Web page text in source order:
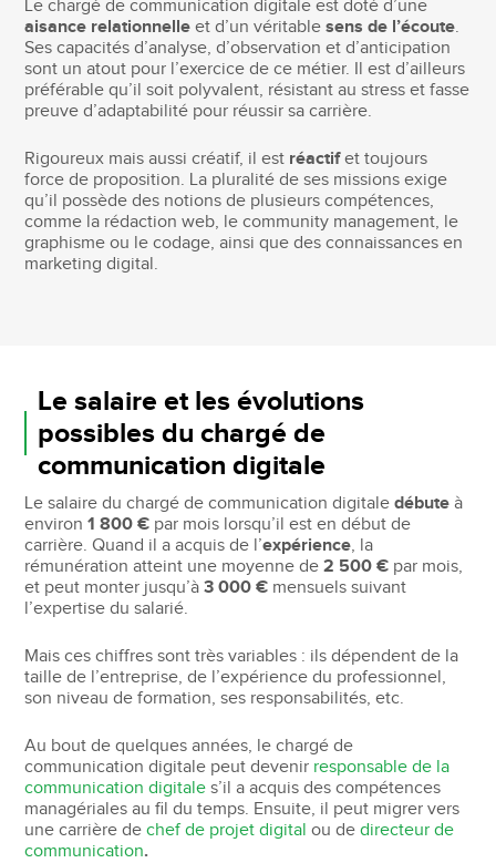
Le chargé de communication digitale est doté d’une
aisance relationnelle et d’un véritable sens de l’écoute.
Ses capacités d’analyse, d’observation et d’anticipation
sont un atout pour l’exercice de ce métier. Il est d’ailleurs
préférable qu’il soit polyvalent, résistant au stress et fasse
preuve d’adaptabilité pour réussir sa carrière.
Rigoureux mais aussi créatif, il est réactifet toujours
force de proposition. La pluralité de ses missions exige
qu’il possède des notions de plusieurs compétences,
comme la rédaction web, le community management, le
graphisme ou le codage, ainsi que des connaissances en
marketing digital.
Le salaire et les évolutions
possibles du chargé de
communication digitale
Le salaire du chargé de communication digitaledébute à
environ1 800 € par mois lorsqu’il est en début de
carrière. Quand il a acquis de l’expérience, la
rémunération atteint une moyenne de 2 500 € par mois,
et peut monter jusqu’à3 000 € mensuels suivant
l’expertise du salarié.
Mais ces chiffres sont très variables : ils dépendent de la
taille de l’entreprise, de l’expérience du professionnel,
son niveau de formation, ses responsabilités, etc.
Au bout de quelques années, le chargé de
communication digitale peut devenir responsable de la
communication digitale s’il a acquis des compétences
managériales au fil du temps. Ensuite, il peut migrer vers
une carrière de chef de projet digital ou dedirecteur de
communication.